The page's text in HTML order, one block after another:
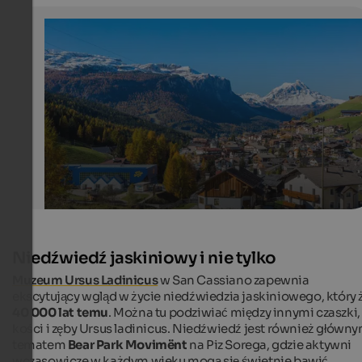
cableway.
Internet Consulting - Benedikt Trojer
Niedźwiedź jaskiniowy i nie tylko
Muzeum Ursus Ladinicusw San Cassiano zapewnia
ekscytujący wgląd w życie niedźwiedzia jaskiniowego, który
40 000 lat temu. Można tu podziwiać między innymi czaszki,
kości i zęby Ursus ladinicus. Niedźwiedź jest również
tematem Bear Park Movimënt na Piz Sorega, gdzie aktywni